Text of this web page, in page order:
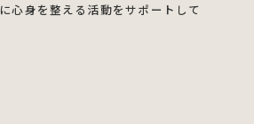
心身を整える活動をサポートして